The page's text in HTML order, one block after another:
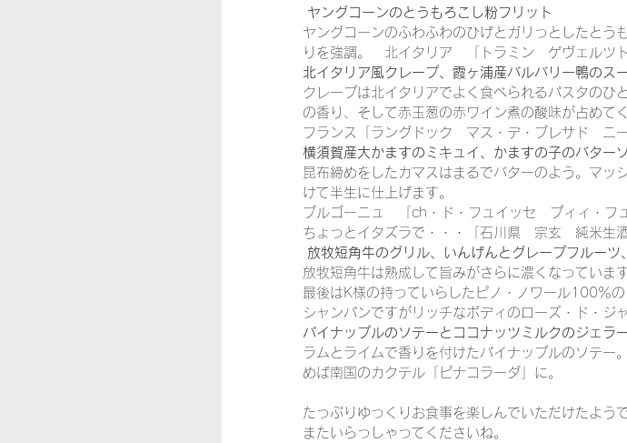
ヤングコーンのとうもろこし粉フリット
ヤングコーンのふわふわのひげとガリっとしたとう
りを強調。　北イタリア　「トラミン　ゲヴェルツ
北イタリア風クレープ、霞ヶ浦産バルバリー鴨のス
クレープは北イタリアでよく食べられるパスタのひ
の香り、そして赤玉葱の赤ワイン煮の酸味が占めてく
フランス「ラングドック　マス・デ・ブレサド　ニ
横須賀産大かますのミキュイ、かますの子のバター
昆布締めをしたカマスはまるでバターのよう。マッ
けて半生に仕上げます。
ブルゴーニュ　「ch・ド・フュイッセ　プィィ・フ
ちょっとイタズラで・・・「石川県　宗玄　純米生酒
放牧短角牛のグリル、いんげんとグレープフルーツ
放牧短角牛は熟成して旨みがさらに濃くなっていま
最後はK様の持っていらしたピノ・ノワール100％
シャンパンですがリッチなボディのローズ・ド・ジ
パイナップルのソテーとココナッツミルクのジェラ
ラムとライムで香りを付けたパイナップルのソテー
めば南国のカクテル「ピナコラーダ」に。
たっぷりゆっくりお食事を楽しんでいただけたよう
またいらっしゃってくださいね。